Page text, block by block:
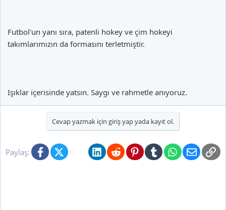
Futbol'un yanı sıra, patenli hokey ve çim hokeyi
takımlarımızın da formasını terletmiştir.
Işıklar içerisinde yatsın. Saygı ve rahmetle anıyoruz.
Cevap yazmak için giriş yap yada kayıt ol.
Paylaş: FacebookX (Twitter)BlueskyLinkedInRedditPinterestTumblrWhatsApp
E-posta